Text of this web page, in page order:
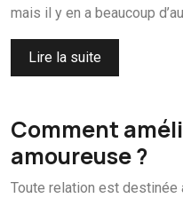
mais il y en a beaucoup
Lire la suite
Comment
amoureuse ?
Toute relation est destinée